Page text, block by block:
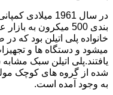
در سال 1961
بندی 500 میکرون
خانواده پلی اتیلن بود که
میشود و دستگاه ها و
یافتند.پلی اتیلن سبک
شده از گروه های کوچک
به وجود آمده است.